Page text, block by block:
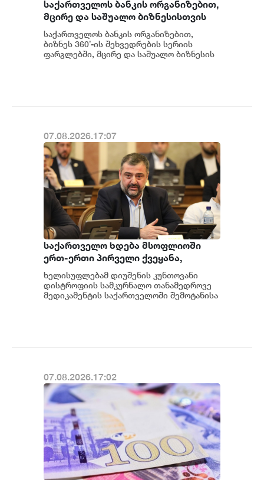
საქართველოს ბანკის ორგანიზებით,
მცირე და საშუალო ბიზნესისთვის
შრომის უსაფრთხოების ვორკშოპი
გაიმართა
საქართველოს ბანკის ორგანიზებით,
ბიზნეს 360˚-ის შეხვედრების სერიის
ფარგლებში, მცირე და საშუალო ბიზნესის
07.08.2026.17:07
საქართველო ხდება მსოფლიოში
ერთ-ერთი პირველი ქვეყანა,
რომელიც მედიკამენტ ჯივინოსტატს
შეიძენს და სახელმწიფო
პროგრამაში დანერგავს - ბექა
ხელისუფლებამ დიუშენის კუნთოვანი
დისტროფიის სამკურნალო თანამედროვე
მედიკამენტის საქართველოში შემოტანისა
07.08.2026.17:02